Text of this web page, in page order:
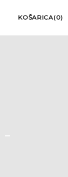
KOŠARICA(0)